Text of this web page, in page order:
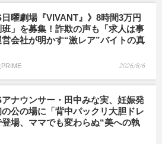
日曜劇場『VIVANT』》8時間3万円
」を募集！詐欺の声も「求人は事
会社が明かす“激レア”バイトの真
2026/8/6
ナウンサー・田中みな実、妊娠発
公の場に「背中パックリ大胆ドレ
登場、ママでも変わらぬ“美への執